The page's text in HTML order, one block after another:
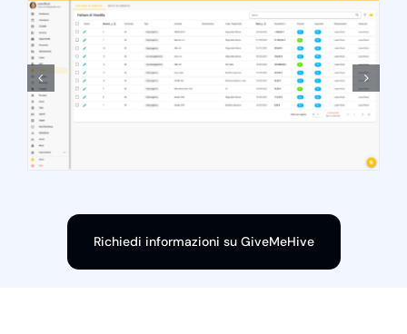
Richiedi informazioni su GiveMeHive